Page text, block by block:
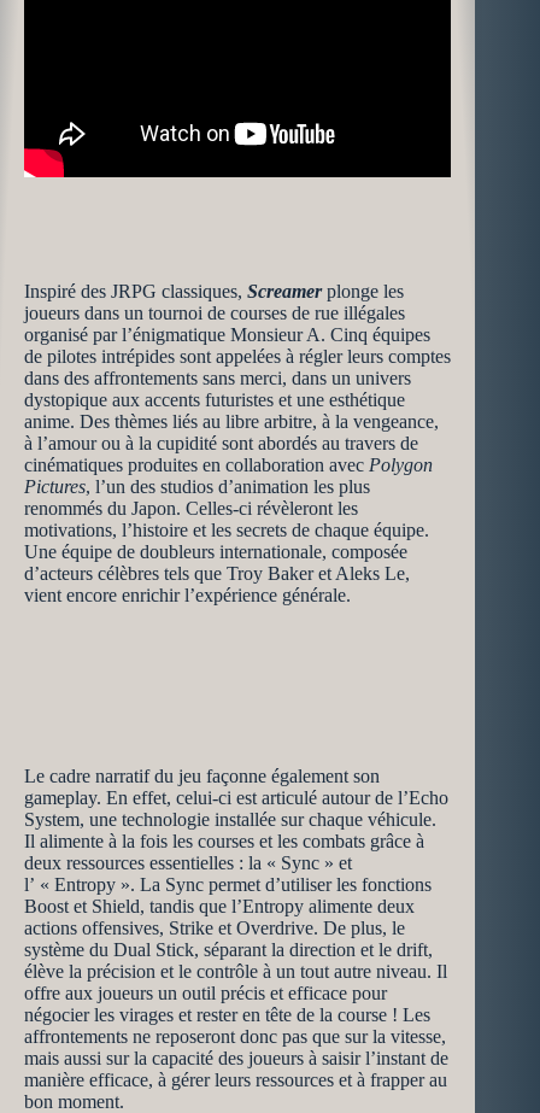
Inspiré des JRPG classiques, Screamerplonge les
joueurs dans un tournoi de courses de rue illégales
organisé par l’énigmatique Monsieur A. Cinq équipes
de pilotes intrépides sont appelées à régler leurs comptes
dans des affrontements sans merci, dans un univers
dystopique aux accents futuristes et une esthétique
anime. Des thèmes liés au libre arbitre, à la vengeance,
à l’amour ou à la cupidité sont abordés au travers de
cinématiques produites en collaboration avec Polygon
Pictures, l’un des studios d’animation les plus
renommés du Japon. Celles-ci révèleront les
motivations, l’histoire et les secrets de chaque équipe.
Une équipe de doubleurs internationale, composée
d’acteurs célèbres tels que Troy Baker et Aleks Le,
vient encore enrichir l’expérience générale.
Le cadre narratif du jeu façonne également son
gameplay. En effet, celui-ci est articulé autour de l’Echo
System, une technologie installée sur chaque véhicule.
Il alimente à la fois les courses et les combats grâce à
deux ressources essentielles : la « Sync » et
l’ « Entropy ». La Sync permet d’utiliser les fonctions
Boost et Shield, tandis que l’Entropy alimente deux
actions offensives, Strike et Overdrive. De plus, le
système du Dual Stick, séparant la direction et le drift,
élève la précision et le contrôle à un tout autre niveau. Il
offre aux joueurs un outil précis et efficace pour
négocier les virages et rester en tête de la course ! Les
affrontements ne reposeront donc pas que sur la vitesse,
mais aussi sur la capacité des joueurs à saisir l’instant de
manière efficace, à gérer leurs ressources et à frapper au
bon moment.